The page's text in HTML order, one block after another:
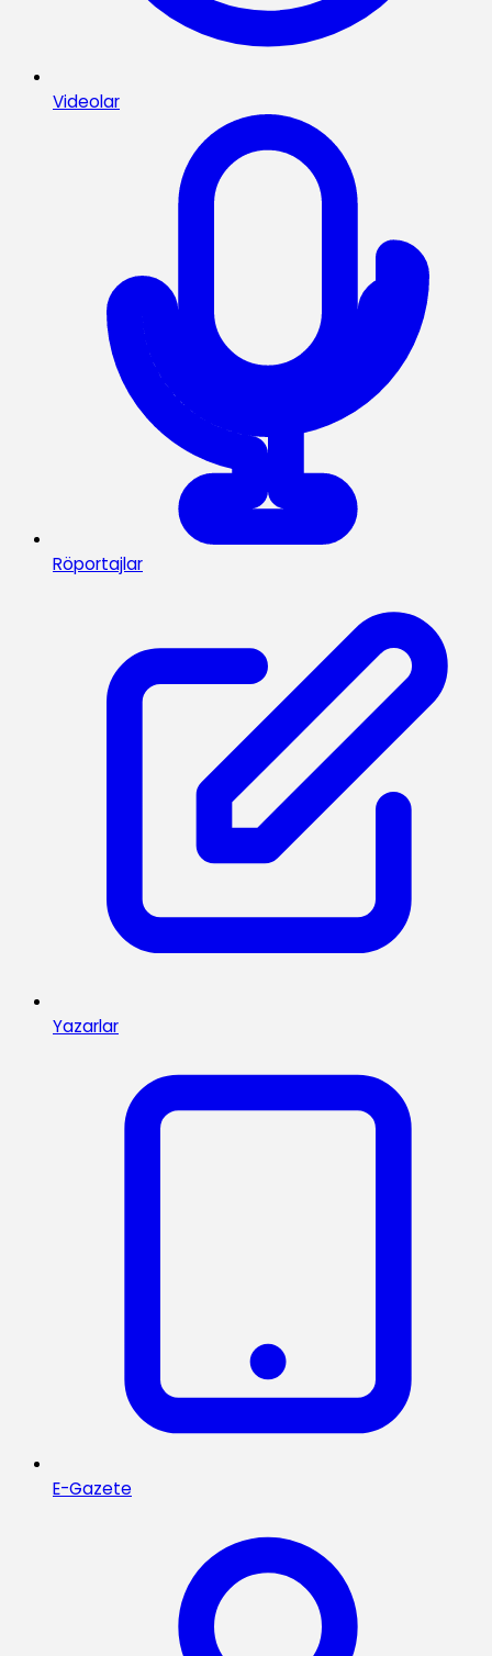
Videolar
Röportajlar
Yazarlar
E-Gazete